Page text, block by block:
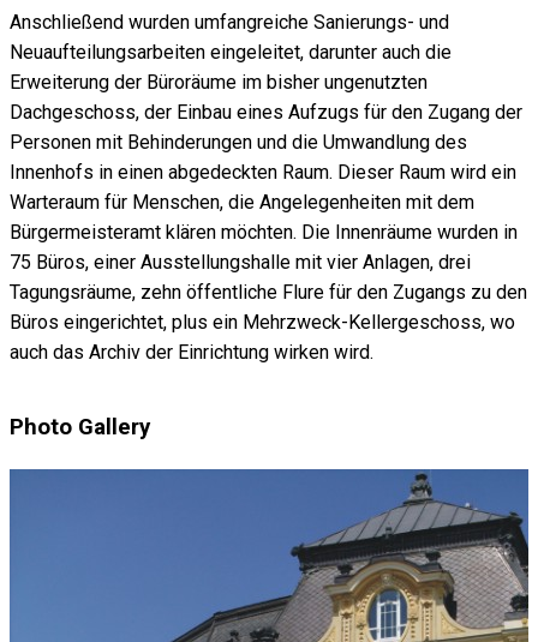
Anschließend wurden umfangreiche Sanierungs- und
Neuaufteilungsarbeiten eingeleitet, darunter auch die
Erweiterung der Büroräume im bisher ungenutzten
Dachgeschoss, der Einbau eines Aufzugs für den Zugang der
Personen mit Behinderungen und die Umwandlung des
Innenhofs in einen abgedeckten Raum. Dieser Raum wird ein
Warteraum für Menschen, die Angelegenheiten mit dem
Bürgermeisteramt klären möchten. Die Innenräume wurden in
75 Büros, einer Ausstellungshalle mit vier Anlagen, drei
Tagungsräume, zehn öffentliche Flure für den Zugangs zu den
Büros eingerichtet, plus ein Mehrzweck-Kellergeschoss, wo
auch das Archiv der Einrichtung wirken wird.
Photo Gallery